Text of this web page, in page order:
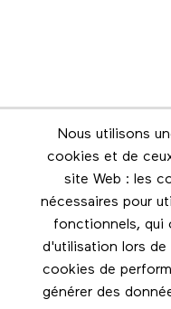
Nous utilisons
cookies et de
site Web : les
nécessaires pour
fonctionnels, qui
d'utilisation lors de
cookies de
générer des
Restez en
Footer menu